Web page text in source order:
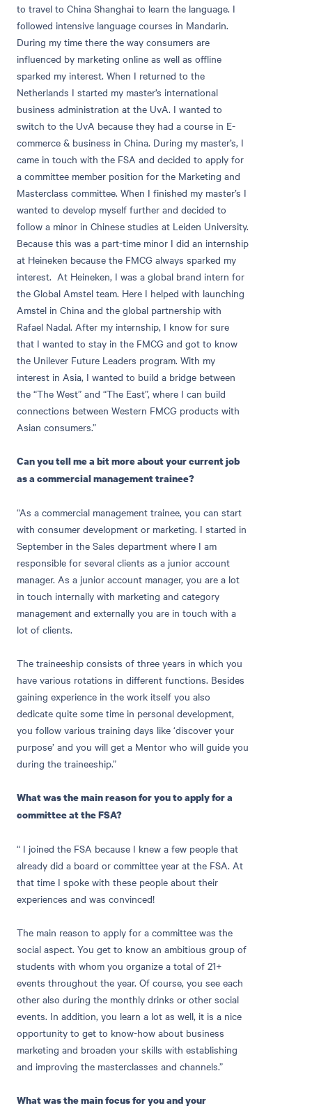
to travel to China Shanghai to learn the language. I
followed intensive language courses in Mandarin.
During my time there the way consumers are
influenced by marketing online as well as offline
sparked my interest. When I returned to the
Netherlands I started my master’s international
business administration at the UvA. I wanted to
switch to the UvA because they had a course in E-
commerce & business in China. During my master’s, I
came in touch with the FSA and decided to apply for
a committee member position for the Marketing and
Masterclass committee. When I finished my master’s I
wanted to develop myself further and decided to
follow a minor in Chinese studies at Leiden University.
Because this was a part-time minor I did an internship
at Heineken because the FMCG always sparked my
interest. At Heineken, I was a global brand intern for
the Global Amstel team. Here I helped with launching
Amstel in China and the global partnership with
Rafael Nadal. After my internship, I know for sure
that I wanted to stay in the FMCG and got to know
the Unilever Future Leaders program. With my
interest in Asia, I wanted to build a bridge between
the “The West” and “The East”, where I can build
connections between Western FMCG products with
Asian consumers.”
Can you tell me a bit more about your current job
as a commercial management trainee?
“As a commercial management trainee, you can start
with consumer development or marketing. I started in
September in the Sales department where I am
responsible for several clients as a junior account
manager. As a junior account manager, you are a lot
in touch internally with marketing and category
management and externally you are in touch with a
lot of clients.
The traineeship consists of three years in which you
have various rotations in different functions. Besides
gaining experience in the work itself you also
dedicate quite some time in personal development,
you follow various training days like ‘discover your
purpose’ and you will get a Mentor who will guide you
during the traineeship.”
What was the main reason for you to apply for a
committee at the FSA?
“ I joined the FSA because I knew a few people that
already did a board or committee year at the FSA. At
that time I spoke with these people about their
experiences and was convinced!
The main reason to apply for a committee was the
social aspect. You get to know an ambitious group of
students with whom you organize a total of 21+
events throughout the year. Of course, you see each
other also during the monthly drinks or other social
events. In addition, you learn a lot as well, it is a nice
opportunity to get to know-how about business
marketing and broaden your skills with establishing
and improving the masterclasses and channels.”
What was the main focus for you and your